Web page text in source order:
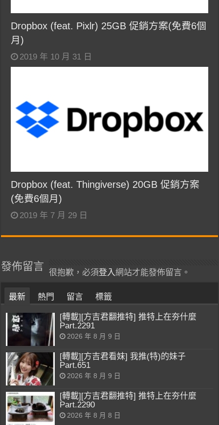
Dropbox (feat. Pixlr) 25GB 促銷方案(免費6個
月)
2019 年 10 月 31 日
Dropbox (feat. Thingiverse) 20GB 促銷方案
(免費6個月)
2019 年 7 月 29 日
發佈留言
很抱歉，必須登入網站才能發佈留言。
最新 熱門 留言 標籤
[轉載][方吉君翻推特] 推特上在夯什麼
Part.2291
2026 年 8 月 9 日
[轉載][方吉君看妹] 我推(特)的妹子
Part.651
2026 年 8 月 9 日
[轉載][方吉君翻推特] 推特上在夯什麼
Part.2290
2026 年 8 月 8 日